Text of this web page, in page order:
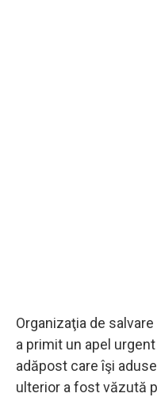
Organizaţia de
a primit un apel
adăpost care îşi
ulterior a fost văzută